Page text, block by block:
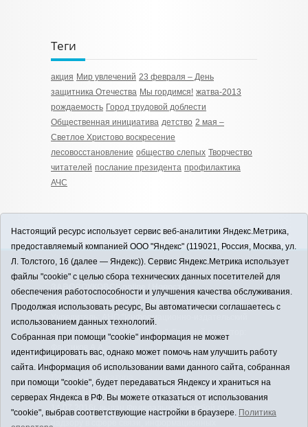
Теги
акция Мир увлечений 23 февраля – День
защитника Отечества Мы гордимся! жатва-2013
рождаемость Город трудовой доблести
Общественная инициатива детство 2 мая –
Светлое Христово воскресение
лесовосстановление общество слепых Творчество
читателей послание президента профилактика
АЧС
12+
ЗАВОДОУКОВСК online / Новости
Заводоуковского муниципального округа, 2026
Учредитель: АНО "Информационно-издательский
центр "Заводоуковские вести". Главный редактор:
E-mail:
zavest@obl72.ru
Тел.: 8 (34542) 2-10-33
Политика оператора
Регистрационный номер Эл № ФС 77-66397 от
14.07.2016г. выдан Федеральной службой по
Настоящий ресурс использует сервис веб-аналитики Яндекс.Метрика,
предоставляемый компанией ООО "Яндекс" (119021, Россия, Москва, ул.
Л. Толстого, 16 (далее — Яндекс)). Сервис Яндекс.Метрика использует
файлы "cookie" с целью сбора технических данных посетителей для
обеспечения работоспособности и улучшения качества обслуживания.
Продолжая использовать ресурс, Вы автоматически соглашаетесь с
использованием данных технологий.
Собранная при помощи "cookie" информация не может
идентифицировать вас, однако может помочь нам улучшить работу
сайта. Информация об использовании вами данного сайта, собранная
при помощи "cookie", будет передаваться Яндексу и храниться на
серверах Яндекса в РФ. Вы можете отказаться от использования
"cookie", выбрав соответствующие настройки в браузере. Политика